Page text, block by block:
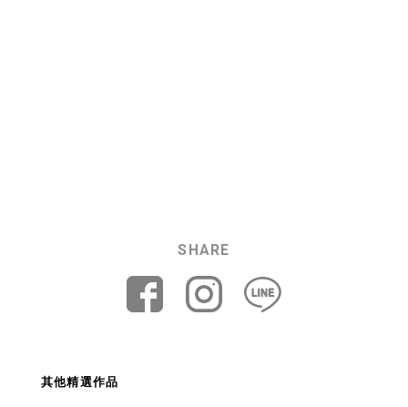
SHARE
其他精選作品
義典 義大利麵 VI設